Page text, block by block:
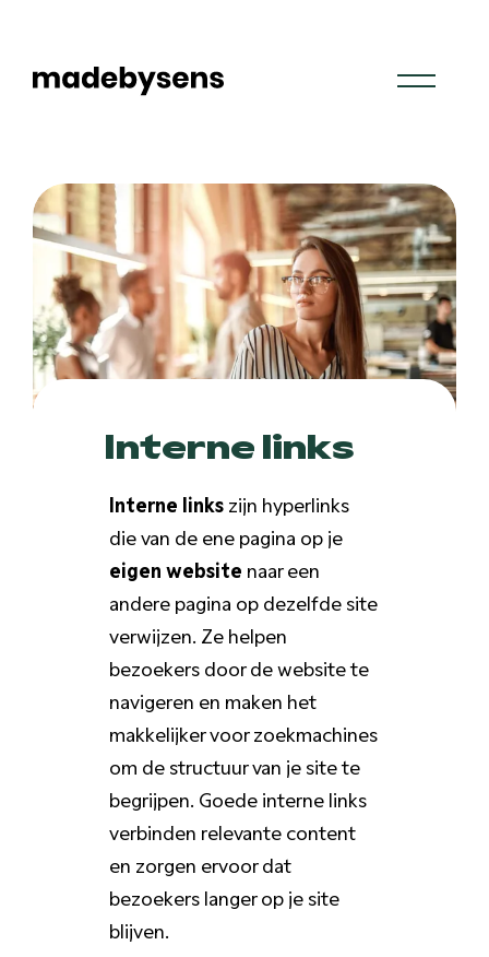
content
Interne links
Interne linkszijn hyperlinks
die van de ene pagina op je
eigen website naar een
andere pagina op dezelfde site
verwijzen. Ze helpen
bezoekers door de website te
navigeren en maken het
makkelijker voor zoekmachines
om de structuur van je site te
begrijpen. Goede interne links
verbinden relevante content
en zorgen ervoor dat
bezoekers langer op je site
blijven.